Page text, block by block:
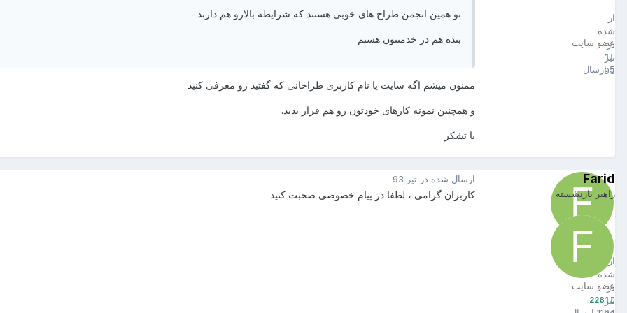
ارسال
شده
در
تیر
93
عضو سایت
1
5 ارسال
تو همین انجمن طراح های خوبی هستند که شرایطه بالارو هم دارند
بنده هم در خدمتتون هستم
ممنون میشم اگه سایت یا نام کاربری طراحانی که گفتید رو معرفی کنید
و همچنین نمونه کارهای خودتون رو هم قرار بدید.
با تشکر
Farid
ارسال
شده
در
تیر
Farid
راهبر بازنشسته
عضو سایت
2281
ارسال شده در تیر 93
کاربران گرامی ، لطفا در پیام خصوصی صحبت کنید